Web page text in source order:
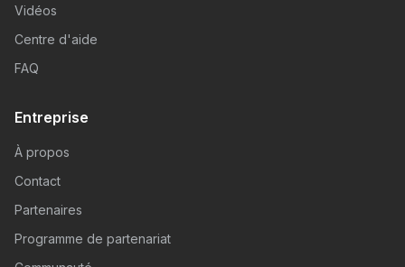
Vidéos
Centre d'aide
FAQ
Entreprise
À propos
Contact
Partenaires
Programme de partenariat